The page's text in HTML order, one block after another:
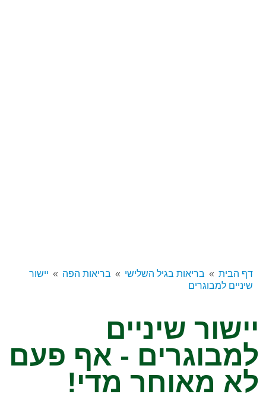
דף הבית בריאות בגיל השלישי בריאות הפה
יישור
שיניים למבוגרים
יישור שיניים
למבוגרים - אף פעם
לא מאוחר מדי!